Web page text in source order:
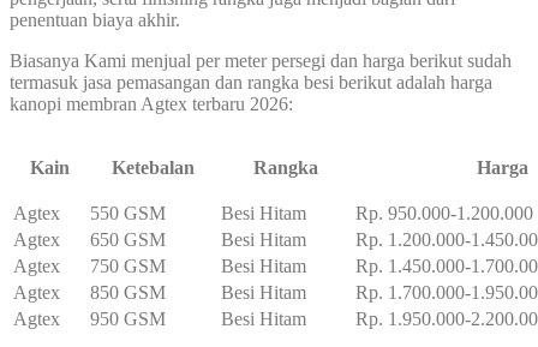
penentuan biaya akhir.
Biasanya Kami menjual per meter persegi dan harga berikut sudah
termasuk jasa pemasangan dan rangka besi berikut adalah harga
kanopi membran Agtex terbaru 2026:
Kain Ketebalan Rangka Harga
Agtex 550 GSM Besi Hitam
Rp. 950.000-1.200.000
Agtex
650 GSM Besi Hitam
Rp. 1.200.000-
Agtex
750 GSM Besi Hitam
Rp. 1.450.000-
Agtex
850 GSM Besi Hitam
Rp. 1.700.000-
Agtex
950 GSM Besi Hitam Rp. 1.950.000-